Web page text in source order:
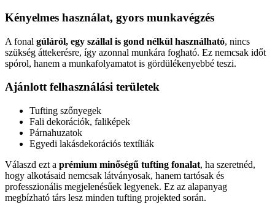
Kényelmes használat, gyors munkavégzés
A fonal gúláról, egy szállal is gond nélkül használható, nincs
szükség áttekerésre, így azonnal munkára fogható. Ez nemcsak időt
spórol, hanem a munkafolyamatot is gördülékenyebbé teszi.
Ajánlott felhasználási területek
Tufting szőnyegek
Fali dekorációk, faliképek
Párnahuzatok
Egyedi lakásdekorációs textíliák
Válaszd ezt a prémium minőségű tufting fonalat, ha szeretnéd,
hogy alkotásaid nemcsak látványosak, hanem tartósak és
professzionális megjelenésűek legyenek. Ez az alapanyag
megbízható társ lesz minden tufting projekted során.